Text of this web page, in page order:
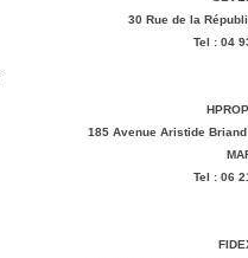
30 Rue de la
Tel : 04
185 Avenue Aristide Briand
Tel : 06